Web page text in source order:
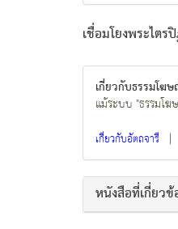
เชื่อมโยงพระไตร
เกี่ยวกับธรรมโฆ
แม้ระบบ "ธรรมโ
เกี่ยวกับอัตถจารี |
หนังสือที่เกี่ยวข้